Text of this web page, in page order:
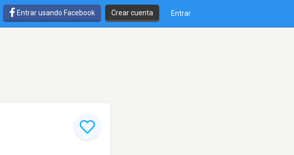
Entrar usando Facebook Crear cuenta Entrar